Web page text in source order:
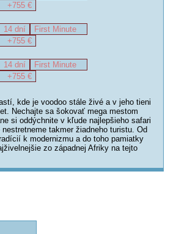
+755 €
14 dní
First Minute
+755 €
14 dní
First Minute
+755 €
kde je voodoo stále živé a v jeho tieni
Nechajte sa šokovať mega mestom
si oddýchnite v kľude najlepšieho safari
takmer žiadneho turistu. Od
k modernizmu a do toho pamiatky
zo západnej Afriky na tejto